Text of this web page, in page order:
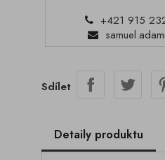
+421 915
Sdílet
Detaily produktu